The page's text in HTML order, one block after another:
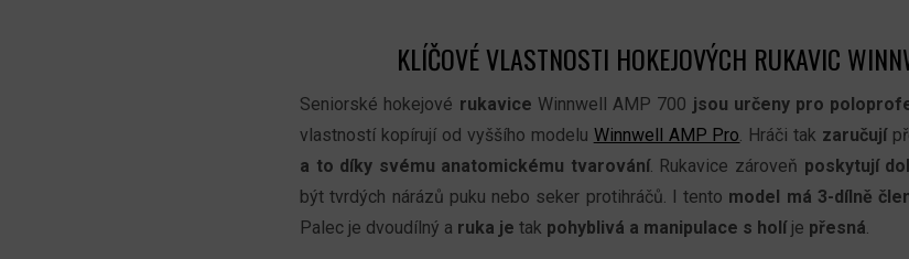
KLÍČOVÉ VLASTNOSTI HOKEJOVÝCH RUKAVIC
Seniorské hokejové rukavice Winnwell AMP 700 jsou určeny pro
vlastností kopírují od vyššího modelu Winnwell AMP Pro . Hráči tak zaručují
a to díky svému anatomickému tvarování. Rukavice zároveň poskytují
být tvrdých nárázů puku nebo seker protihráčů. I tento model má 3-dílně
Palec je dvoudílný a ruka je tak pohyblivá a manipulace s holí je přesná